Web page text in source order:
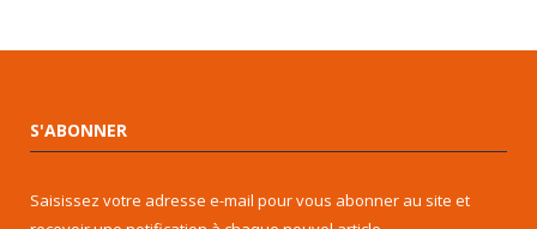
S'ABONNER
Saisissez votre adresse e-mail pour vous abonner au site et